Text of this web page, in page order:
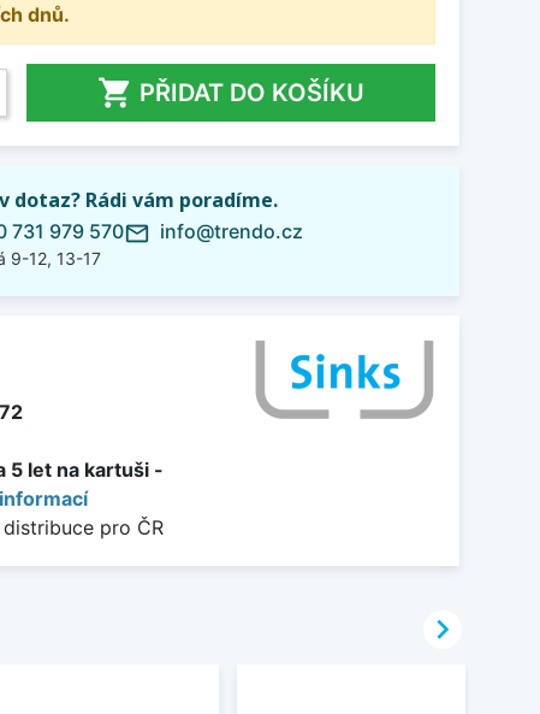
dnů.
 PŘIDAT DO KOŠÍKU
dotaz? Rádi vám poradíme.
731 979 570
9-12, 13-17
mail_outline info@trendo.cz
5 let na kartuši -
pro ČR
